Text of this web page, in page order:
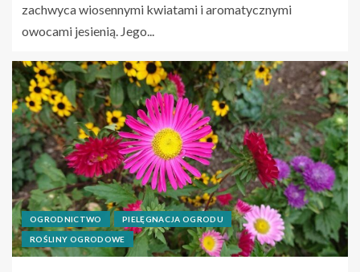
zachwyca wiosennymi kwiatami i aromatycznymi
owocami jesienią. Jego...
OGRODNICTWO PIELĘGNACJA OGRODU
ROŚLINY OGRODOWE